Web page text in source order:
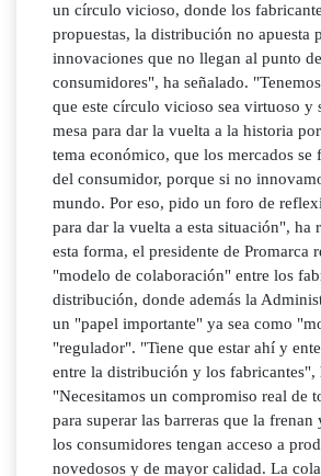
un círculo vicioso, donde los
propuestas, la distribución no apuesta
innovaciones que no llegan al punto
consumidores", ha señalado.
que este círculo vicioso sea virtuoso y
mesa para dar la vuelta a la historia
tema económico, que los mercados se
del consumidor, porque si no
mundo. Por eso, pido un foro de
para dar la vuelta a esta situación", ha
esta forma, el presidente de Promarca
"modelo de colaboración" entre los
distribución, donde además la
un "papel importante" ya sea como
"regulador". "Tiene que estar ahí y
entre la distribución y los fabricantes",
"Necesitamos un compromiso real de
para superar las barreras que la frenan
los consumidores tengan acceso a
novedosos y de mayor calidad. La